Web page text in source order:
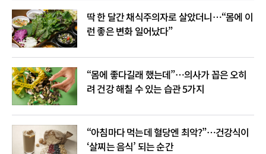
딱 한 달간 채식주의자로 살았더니…“몸에 이
런 좋은 변화 일어났다”
“몸에 좋다길래 했는데”…의사가 꼽은 오히
려 건강 해칠 수 있는 습관 5가지
“아침마다 먹는데 혈당엔 최악?”…건강식이
‘살찌는 음식’ 되는 순간